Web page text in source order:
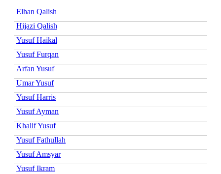
Elhan Qalish
Hijazi Qalish
Yusuf Haikal
Yusuf Furqan
Arfan Yusuf
Umar Yusuf
Yusuf Harris
Yusuf Ayman
Khalif Yusuf
Yusuf Fathullah
Yusuf Amsyar
Yusuf Ikram